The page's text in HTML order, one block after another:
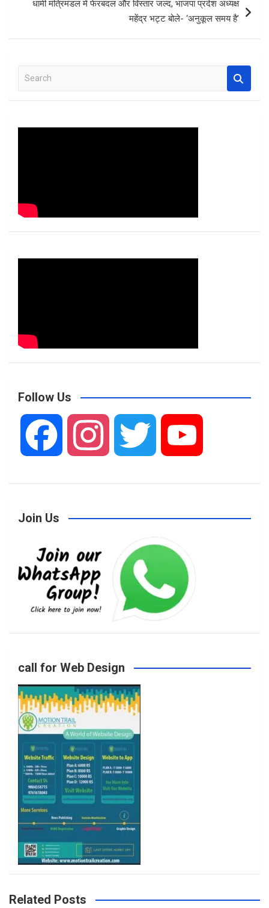
धामी मंत्रिमंडल में फेरबदल और विस्तार जल्द, भाजपा प्रदेश अध्यक्ष
महेंद्र भट्ट बोले- ‘अनुकूल समय है’
a
Follow Us
e
b
o
k
s
r
a
m
i u
Join Us
call for Web Design
Related Posts